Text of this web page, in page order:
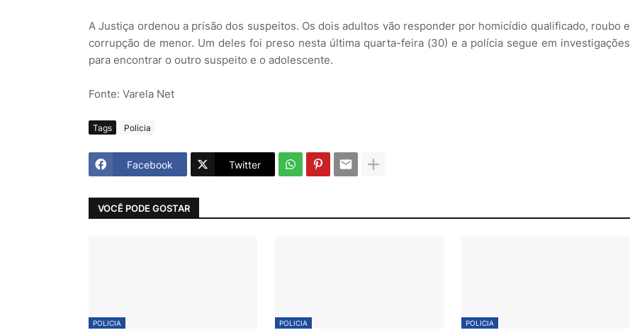
A Justiça ordenou a prisão dos suspeitos. Os dois adultos vão responder por homicídio qualificado, roubo e
corrupção de menor. Um deles foi preso nesta última quarta-feira (30) e a polícia segue em investigações
para encontrar o outro suspeito e o adolescente.
Fonte: Varela Net
Tags Policia
Facebook Twitter
VOCÊ PODE GOSTAR
POLICIA POLICIA POLICIA